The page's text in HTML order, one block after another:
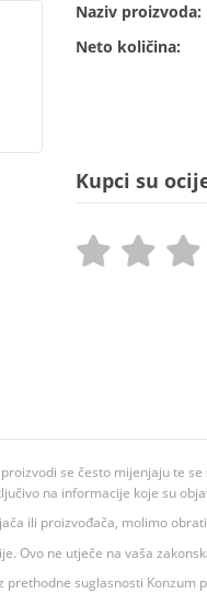
Naziv proizvoda:
Neto količina:
Kupci su
se često mijenjaju te
na informacije koje su
ili proizvođača, molimo
Ovo ne utječe na vaša
suglasnosti Konzum